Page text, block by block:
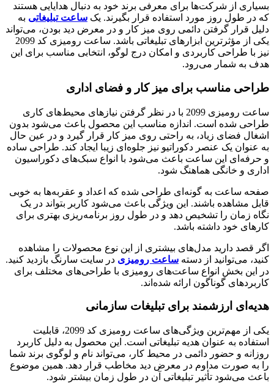
بسیاری از شرکت‌ها برای معرفی برند خود به دنبال هدایایی هستند
که در طول روز مورد استفاده قرار بگیرند. یک ساعت تبلیغاتی به
دلیل قرار گرفتن دائمی روی میز کار و در معرض دید بودن، می‌تواند
یکی از مؤثرترین ابزارهای تبلیغاتی باشد. ساعت رومیزی کد 2099
نیز با طراحی کاربردی و امکان درج لوگو، انتخابی مناسب برای این
هدف به شمار می‌رود.
طراحی مناسب برای میز کار و فضای اداری
ساعت رومیزی 2099 با در نظر گرفتن نیازهای محیط‌های کاری
طراحی شده است. اندازه مناسب این محصول باعث می‌شود بدون
اشغال فضای زیاد، به راحتی روی میز کار قرار گیرد و در عین حال
به عنوان یک عنصر دکوراتیو نیز جلوه‌ای زیبا ایجاد کند. طراحی ساده
و حرفه‌ای این ساعت باعث می‌شود با انواع سبک‌های دکوراسیون
اداری و خانگی هماهنگ شود.
صفحه ساعت به گونه‌ای طراحی شده که اعداد و عقربه‌ها به خوبی
قابل مشاهده باشند. این ویژگی باعث می‌شود کاربر بتواند در یک
نگاه زمان را تشخیص دهد و در طول روز برنامه‌ریزی بهتری برای
کارهای خود داشته باشد.
اگر قصد دارید مدل‌های بیشتری از این نوع محصولات را مشاهده
کنید، می‌توانید از دسته ساعت رومیزی در سایت سارنگ بازدید کنید.
در این بخش انواع ساعت‌های رومیزی با طراحی‌های مختلف برای
کاربردهای گوناگون ارائه شده‌اند.
هدیه‌ای ارزشمند برای تبلیغات سازمانی
یکی از مهم‌ترین ویژگی‌های ساعت رومیزی کد 2099، قابلیت
استفاده به عنوان هدیه تبلیغاتی است. این محصول به دلیل کاربرد
روزانه و حضور دائمی در محیط کار، می‌تواند نام و لوگوی برند شما
را به صورت مداوم در معرض دید مخاطب قرار دهد. همین موضوع
باعث می‌شود تأثیر تبلیغاتی آن در طول زمان بیشتر شود.